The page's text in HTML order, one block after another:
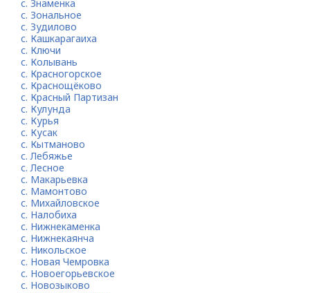
с. Знаменка
с. Зональное
с. Зудилово
с. Кашкарагаиха
с. Ключи
с. Колывань
с. Красногорское
с. Краснощёково
с. Красный Партизан
с. Кулунда
с. Курья
с. Кусак
с. Кытманово
с. Лебяжье
с. Лесное
с. Макарьевка
с. Мамонтово
с. Михайловское
с. Налобиха
с. Нижнекаменка
с. Нижнекаянча
с. Никольское
с. Новая Чемровка
с. Новоегорьевское
с. Новозыково